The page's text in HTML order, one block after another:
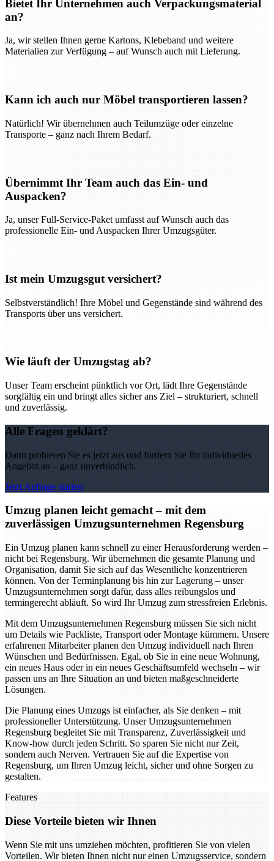
Bietet Ihr Unternehmen auch Verpackungsmaterial
an?
Ja, wir stellen Ihnen gerne Kartons, Klebeband und weitere
Materialien zur Verfügung – auf Wunsch auch mit Lieferung.
Kann ich auch nur Möbel transportieren lassen?
Natürlich! Wir übernehmen auch Teilumzüge oder einzelne
Transporte – ganz nach Ihrem Bedarf.
Übernimmt Ihr Team auch das Ein- und
Auspacken?
Ja, unser Full-Service-Paket umfasst auf Wunsch auch das
professionelle Ein- und Auspacken Ihrer Umzugsgüter.
Ist mein Umzugsgut versichert?
Selbstverständlich! Ihre Möbel und Gegenstände sind während des
Transports über uns versichert.
Wie läuft der Umzugstag ab?
Unser Team erscheint pünktlich vor Ort, lädt Ihre Gegenstände
sorgfältig ein und bringt alles sicher ans Ziel – strukturiert, schnell
und zuverlässig.
Alle Fragen geklärt?
Dann probieren Sie es jetzt aus und fordern Sie Ihr individuelles
Angebot an – ganz unverbindlich.
Jetzt Anfrage starten
Umzug planen leicht gemacht – mit dem
zuverlässigen Umzugsunternehmen Regensburg
Ein Umzug planen kann schnell zu einer Herausforderung werden –
nicht bei Regensburg. Wir übernehmen die gesamte Planung und
Organisation, damit Sie sich auf das Wesentliche konzentrieren
können. Von der Terminplanung bis hin zur Lagerung – unser
Umzugsunternehmen sorgt dafür, dass alles reibungslos und
termingerecht abläuft. So wird Ihr Umzug zum stressfreien Erlebnis.
Mit dem Umzugsunternehmen Regensburg müssen Sie sich nicht
um Details wie Packliste, Transport oder Montage kümmern. Unsere
erfahrenen Mitarbeiter planen den Umzug individuell nach Ihren
Wünschen und Bedürfnissen. Egal, ob Sie in eine neue Wohnung,
ein neues Haus oder in ein neues Geschäftsumfeld wechseln – wir
passen uns an Ihre Situation an und bieten maßgeschneiderte
Lösungen.
Die Planung eines Umzugs ist einfacher, als Sie denken – mit
professioneller Unterstützung. Unser Umzugsunternehmen
Regensburg begleitet Sie mit Transparenz, Zuverlässigkeit und
Know-how durch jeden Schritt. So sparen Sie nicht nur Zeit,
sondern auch Nerven. Vertrauen Sie auf die Expertise von
Regensburg, um Ihren Umzug leicht, sicher und ohne Sorgen zu
gestalten.
Features
Diese Vorteile bieten wir Ihnen
Wenn Sie mit uns umziehen möchten, profitieren Sie von vielen
Vorteilen. Wir bieten Ihnen nicht nur einen Umzugsservice, sondern